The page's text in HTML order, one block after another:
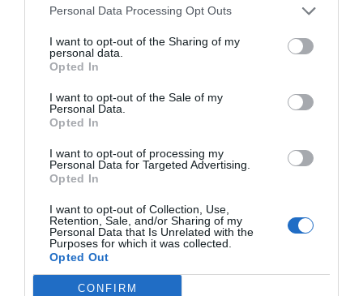
Personal Data Processing Opt Outs
I want to opt-out of the Sharing of my
personal data.
Opted In
I want to opt-out of the Sale of my
Personal Data.
Opted In
I want to opt-out of processing my
Personal Data for Targeted Advertising.
Opted In
I want to opt-out of Collection, Use,
Retention, Sale, and/or Sharing of my
Personal Data that Is Unrelated with the
Purposes for which it was collected.
Opted Out
CONFIRM
Els 4 punts restants destaquen la importància de
la gestió integral del coneixement propi de
ciberseguretat, tenir el núvol i els productes de
softwarede tercers com a base tecnològica i un
últim punt que subratlla que el focus ha de ser a
l'excel·lència operativa i la millora de la relació amb
clients i ciutadans.
Llavors, com
s'implementa l'eina?